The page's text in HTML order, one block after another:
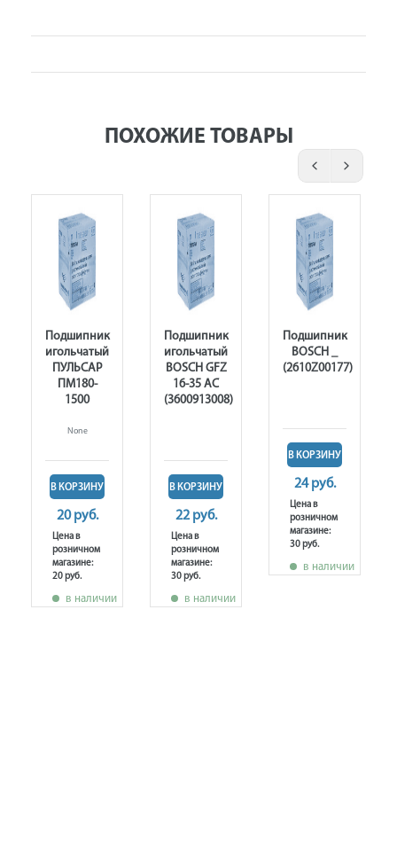
ПОХОЖИЕ ТОВАРЫ
Подшипник
игольчатый
ПУЛЬСАР
ПМ180-
1500
None
В КОРЗИНУ
20 руб.
Цена в
розничном
магазине:
20 руб.
в наличии
Подшипник
игольчатый
BOSCH GFZ
16-35 AC
(3600913008)
В КОРЗИНУ
22 руб.
Цена в
розничном
магазине:
30 руб.
в наличии
Подшипник
BOSCH _
(2610Z00177)
В КОРЗИНУ
24 руб.
Цена в
розничном
магазине:
30 руб.
в наличии